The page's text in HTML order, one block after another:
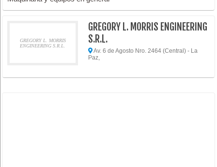
GREGORY L. MORRIS
ENGINEERING S.R.L.
GREGORY L. MORRIS ENGINEERING
S.R.L.
Av. 6 de Agosto Nro. 2464 (Central) - La
Paz,